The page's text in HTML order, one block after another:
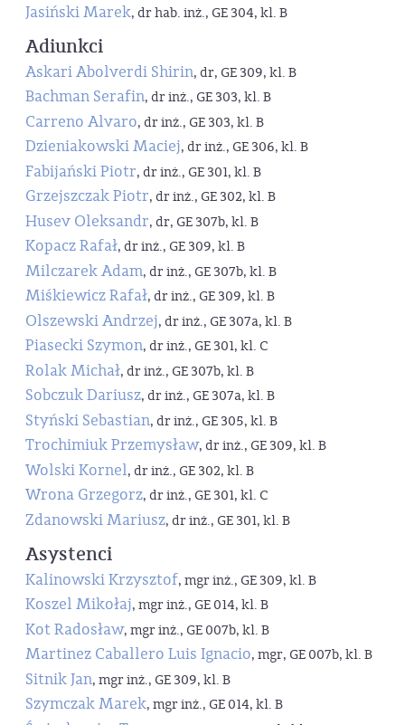
Jasiński Marek, dr hab. inż., GE 304, kl. B
Adiunkci
Askari Abolverdi Shirin, dr, GE 309, kl. B
Bachman Serafin, dr inż., GE 303, kl. B
Carreno Alvaro, dr inż., GE 303, kl. B
Dzieniakowski Maciej, dr inż., GE 306, kl. B
Fabijański Piotr, dr inż., GE 301, kl. B
Grzejszczak Piotr, dr inż., GE 302, kl. B
Husev Oleksandr, dr, GE 307b, kl. B
Kopacz Rafał, dr inż., GE 309, kl. B
Milczarek Adam, dr inż., GE 307b, kl. B
Miśkiewicz Rafał, dr inż., GE 309, kl. B
Olszewski Andrzej, dr inż., GE 307a, kl. B
Piasecki Szymon, dr inż., GE 301, kl. C
Rolak Michał, dr inż., GE 307b, kl. B
Sobczuk Dariusz, dr inż., GE 307a, kl. B
Styński Sebastian, dr inż., GE 305, kl. B
Trochimiuk Przemysław, dr inż., GE 309, kl. B
Wolski Kornel, dr inż., GE 302, kl. B
Wrona Grzegorz, dr inż., GE 301, kl. C
Zdanowski Mariusz, dr inż., GE 301, kl. B
Asystenci
Kalinowski Krzysztof, mgr inż., GE 309, kl. B
Koszel Mikołaj, mgr inż., GE 014, kl. B
Kot Radosław, mgr inż., GE 007b, kl. B
Martinez Caballero Luis Ignacio, mgr, GE 007b, kl. B
Sitnik Jan, mgr inż., GE 309, kl. B
Szymczak Marek, mgr inż., GE 014, kl. B